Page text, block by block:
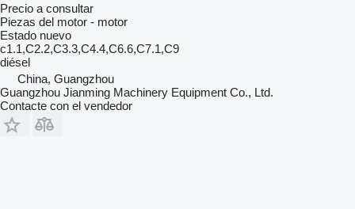
Precio a consultar
Piezas del motor - motor
Estado nuevo
c1.1,C2.2,C3.3,C4.4,C6.6,C7.1,C9
diésel
China, Guangzhou
Guangzhou Jianming Machinery Equipment Co., Ltd.
Contacte con el vendedor